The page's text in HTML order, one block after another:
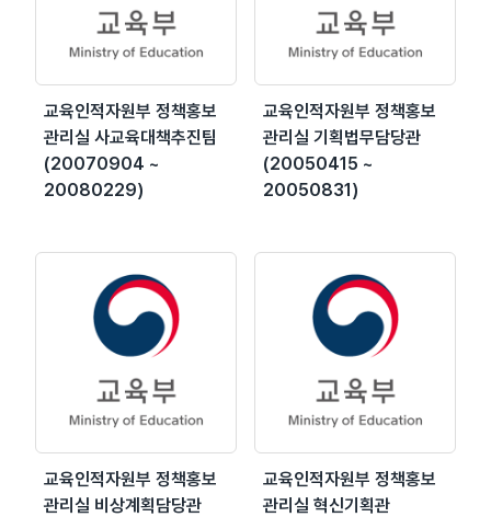
교육인적자원부 정책홍보
관리실 사교육대책추진팀
(20070904 ~
20080229)
교육인적자원부 정책홍보
관리실 기획법무담당관
(20050415 ~
20050831)
교육인적자원부 정책홍보
관리실 비상계획담당관
교육인적자원부 정책홍보
관리실 혁신기획관